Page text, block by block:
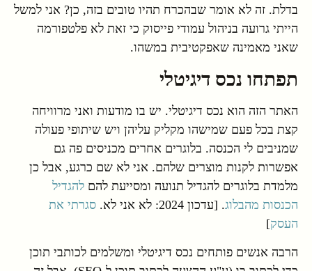
בדלת. זה לא אומר שבהכרח תהיו טובים בזה, כן? אני למשל
הייתי גרועה בניהול עמודי פייסוק כי זאת לא פלטפורמה
שאני מאמינה שאפקטיבית במשהו.
תפתחו נכס דיגיטלי
האתר הזה הוא נכס דיגיטלי. יש בו מודעות ואני מרוויחה
קצת בכל פעם שמישהו מקליק עליהן ויש שיתופי פעולה
שמניבים לי הכנסה. בלוגרים אחרים מכניסים פה גם
אפשרות לקנות מוצרים שלהם. אני לא שם כרגע, אבל כן
מלמדת בלוגרים להגדיל תנועה ומסייעת להם להגדיל
הכנסות מהבלוג. [עדכון 2024: לא אני לא.
סגרתי את
העסק]
הרבה אנשים פותחים נכס דיגיטלי ומשלמים לכותבי תוכן